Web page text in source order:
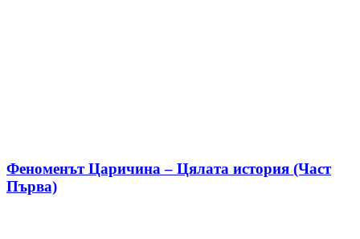
Феноменът Царичина – Цялата история (Част
Първа)